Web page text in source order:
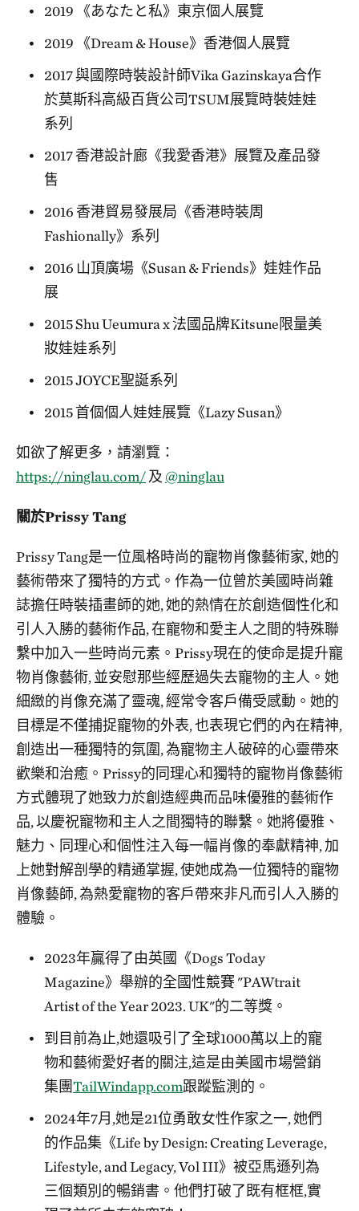
2019 《あなたと私》東京個人展覽
2019 《Dream & House》香港個人展覽
2017 與國際時裝設計師Vika Gazinskaya合作
於莫斯科高級百貨公司TSUM展覽時裝娃娃
系列
2017 香港設計廊《我愛香港》展覽及產品發
售
2016 香港貿易發展局《香港時裝周
Fashionally》系列
2016 山頂廣場《Susan & Friends》娃娃作品
展
2015 Shu Ueumura x 法國品牌Kitsune限量美
妝娃娃系列
2015 JOYCE聖誕系列
2015 首個個人娃娃展覽《Lazy Susan》
如欲了解更多，請瀏覽：
https://ninglau.com/及 @ninglau
關於Prissy Tang
Prissy Tang是一位風格時尚的寵物肖像藝術家, 她的
藝術帶來了獨特的方式。作為一位曾於美國時尚雜
誌擔任時裝插畫師的她, 她的熱情在於創造個性化和
引人入勝的藝術作品, 在寵物和愛主人之間的特殊聯
繫中加入一些時尚元素。Prissy現在的使命是提升寵
物肖像藝術, 並安慰那些經歷過失去寵物的主人。她
細緻的肖像充滿了靈魂, 經常令客戶備受感動。她的
目標是不僅捕捉寵物的外表, 也表現它們的內在精神,
創造出一種獨特的氛圍, 為寵物主人破碎的心靈帶來
歡樂和治癒。Prissy的同理心和獨特的寵物肖像藝術
方式體現了她致力於創造經典而品味優雅的藝術作
品, 以慶祝寵物和主人之間獨特的聯繫。她將優雅、
魅力、同理心和個性注入每一幅肖像的奉獻精神, 加
上她對解剖學的精通掌握, 使她成為一位獨特的寵物
肖像藝師, 為熱愛寵物的客戶帶來非凡而引人入勝的
體驗。
2023年贏得了由英國《Dogs Today
Magazine》舉辦的全國性競賽 "PAWtrait
Artist of the Year 2023. UK"的二等獎。
到目前為止,她還吸引了全球1000萬以上的寵
物和藝術愛好者的關注,這是由美國市場營銷
集團TailWindapp.com跟蹤監測的。
2024年7月,她是21位勇敢女性作家之一, 她們
的作品集《Life by Design: Creating Leverage,
Lifestyle, and Legacy, Vol III》被亞馬遜列為
三個類別的暢銷書。他們打破了既有框框,實